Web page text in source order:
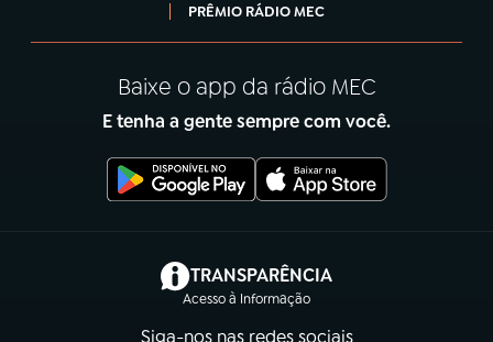
PRÊMIO RÁDIO MEC
Baixe o app da rádio MEC
E tenha a gente sempre com você.
TRANSPARÊNCIA
Acesso à Informação
(abre em nova aba)
Siga-nos nas redes sociais